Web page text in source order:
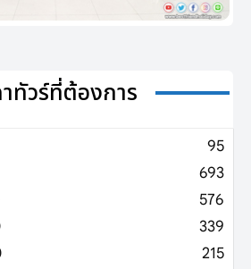
ทัวร์ที่ต้องการ
95
693
576
339
215